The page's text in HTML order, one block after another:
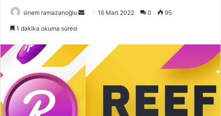
sinem ramazanoğlu
Bir
göndermek
16 Mart 2022 0 95
1 dakika okuma süresi